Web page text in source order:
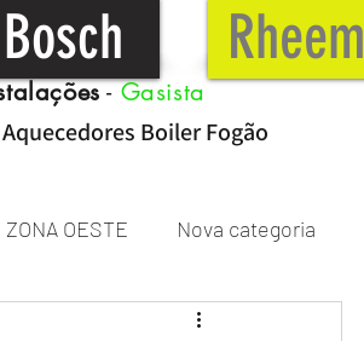
Bosch Rheem
-Gasista
Boiler Fogão
ZONA OESTE Nova categoria